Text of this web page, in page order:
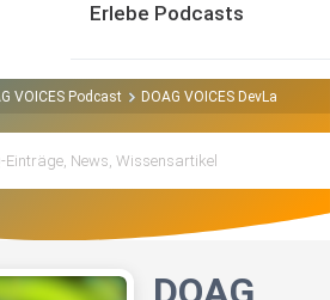
Erlebe Podcasts
VOICES Podcast DOAG VOICES DevLand –